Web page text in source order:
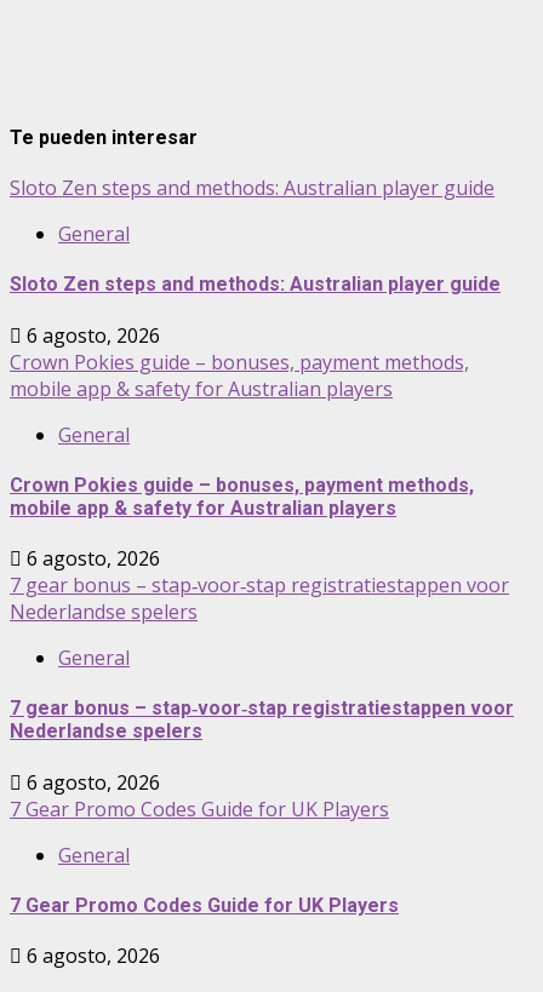
Te pueden interesar
Sloto Zen steps and methods: Australian player guide
General
Sloto Zen steps and methods: Australian player guide
6 agosto, 2026
Crown Pokies guide – bonuses, payment methods,
mobile app & safety for Australian players
General
Crown Pokies guide – bonuses, payment methods,
mobile app & safety for Australian players
6 agosto, 2026
7 gear bonus – stap‑voor‑stap registratiestappen voor
Nederlandse spelers
General
7 gear bonus – stap‑voor‑stap registratiestappen voor
Nederlandse spelers
6 agosto, 2026
7 Gear Promo Codes Guide for UK Players
General
7 Gear Promo Codes Guide for UK Players
6 agosto, 2026